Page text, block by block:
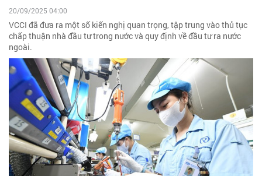
20/09/2025 04:00
VCCI đã đưa ra một số kiến nghị quan trọng, tập trung vào thủ tục
chấp thuận nhà đầu tư trong nước và quy định về đầu tư ra nước
ngoài.